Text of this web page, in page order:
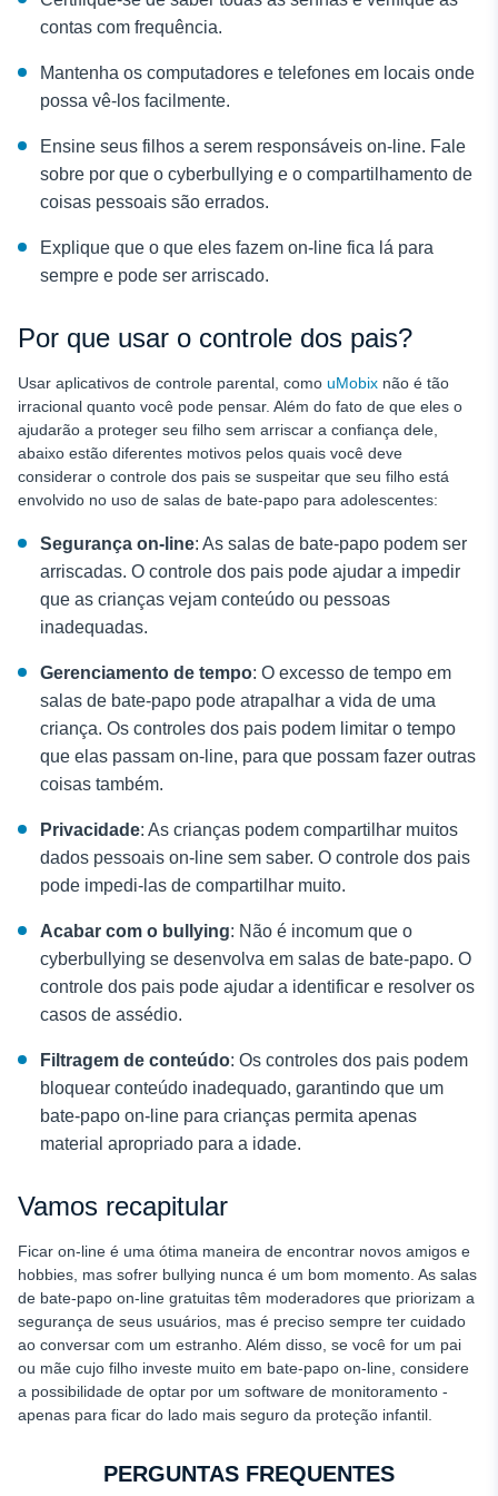
contas com frequência.
Mantenha os computadores e telefones em locais onde
possa vê-los facilmente.
Ensine seus filhos a serem responsáveis on-line. Fale
sobre por que o cyberbullying e o compartilhamento de
coisas pessoais são errados.
Explique que o que eles fazem on-line fica lá para
sempre e pode ser arriscado.
Por que usar o controle dos pais?
Usar aplicativos de controle parental, como uMobix não é tão
irracional quanto você pode pensar. Além do fato de que eles o
ajudarão a proteger seu filho sem arriscar a confiança dele,
abaixo estão diferentes motivos pelos quais você deve
considerar o controle dos pais se suspeitar que seu filho está
envolvido no uso de salas de bate-papo para adolescentes:
Segurança on-line: As salas de bate-papo podem ser
arriscadas. O controle dos pais pode ajudar a impedir
que as crianças vejam conteúdo ou pessoas
inadequadas.
Gerenciamento de tempo: O excesso de tempo em
salas de bate-papo pode atrapalhar a vida de uma
criança. Os controles dos pais podem limitar o tempo
que elas passam on-line, para que possam fazer outras
coisas também.
Privacidade: As crianças podem compartilhar muitos
dados pessoais on-line sem saber. O controle dos pais
pode impedi-las de compartilhar muito.
Acabar com o bullying: Não é incomum que o
cyberbullying se desenvolva em salas de bate-papo. O
controle dos pais pode ajudar a identificar e resolver os
casos de assédio.
Filtragem de conteúdo: Os controles dos pais podem
bloquear conteúdo inadequado, garantindo que um
bate-papo on-line para crianças permita apenas
material apropriado para a idade.
Vamos recapitular
Ficar on-line é uma ótima maneira de encontrar novos amigos e
hobbies, mas sofrer bullying nunca é um bom momento. As salas
de bate-papo on-line gratuitas têm moderadores que priorizam a
segurança de seus usuários, mas é preciso sempre ter cuidado
ao conversar com um estranho. Além disso, se você for um pai
ou mãe cujo filho investe muito em bate-papo on-line, considere
a possibilidade de optar por um software de monitoramento -
apenas para ficar do lado mais seguro da proteção infantil.
PERGUNTAS FREQUENTES